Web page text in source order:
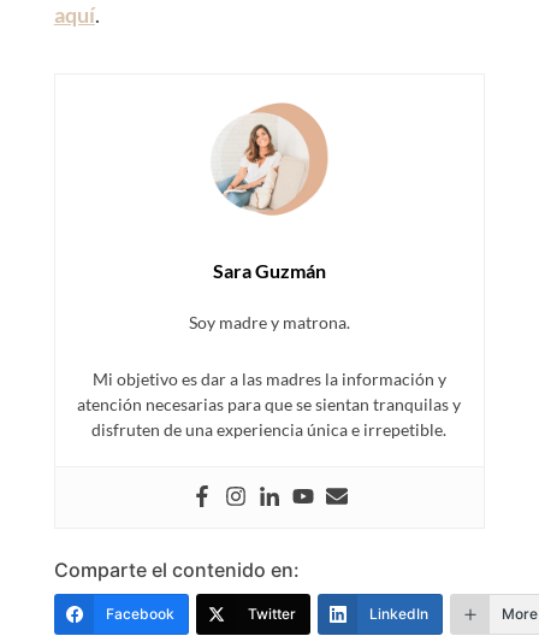
aquí.
Sara Guzmán
Soy madre y matrona.
Mi objetivo es dar a las madres la información y
atención necesarias para que se sientan tranquilas y
disfruten de una experiencia única e irrepetible.
Comparte el contenido en:
Facebook Twitter LinkedIn More